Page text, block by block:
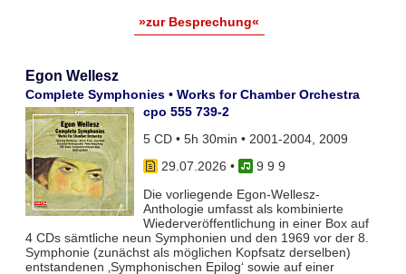
»zur Besprechung«
Egon Wellesz
Complete Symphonies • Works for Chamber Orchestra
cpo 555 739-2
5 CD • 5h 30min • 2001-2004, 2009
29.07.2026 •
9 9 9
Die vorliegende Egon-Wellesz-
Anthologie umfasst als kombinierte
Wiederveröffentlichung in einer Box auf
4 CDs sämtliche neun Symphonien und den 1969 vor der 8.
Symphonie (zunächst als möglichen Kopfsatz derselben)
entstandenen ‚Symphonischen Epilog‘ sowie auf einer